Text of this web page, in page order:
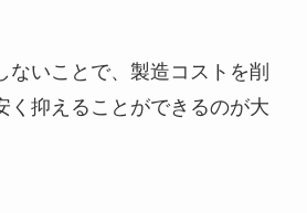
ないことで、製造コストを削
く抑えることができるのが大